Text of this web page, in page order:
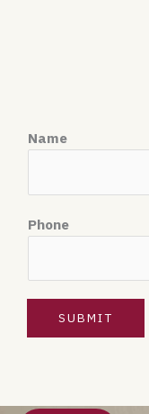
Name
Phone
SUBMIT